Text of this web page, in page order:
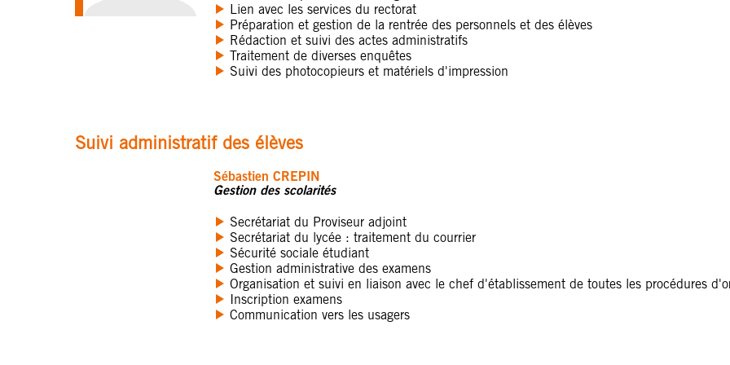
Lien avec les services du rectorat
Préparation et gestion de la rentrée des personnels et des élèves
Rédaction et suivi des actes administratifs
Traitement de diverses enquêtes
Suivi des photocopieurs et matériels d'impression
Suivi administratif des élèves
Sébastien CREPIN
Gestion des scolarités
Secrétariat du Proviseur adjoint
Secrétariat du lycée : traitement du courrier
Sécurité sociale étudiant
Gestion administrative des examens
Organisation et suivi en liaison avec le chef d'établissement de toutes les procédures
Inscription examens
Communication vers les usagers